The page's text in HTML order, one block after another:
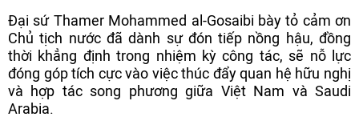
Đại sứ Thamer Mohammed al-Gosaibi bày tỏ cảm ơn
Chủ tịch nước đã dành sự đón tiếp nồng hậu, đồng
thời khẳng định trong nhiệm kỳ công tác, sẽ nỗ lực
đóng góp tích cực vào việc thúc đẩy quan hệ hữu nghị
và hợp tác song phương giữa Việt Nam và Saudi
Arabia.